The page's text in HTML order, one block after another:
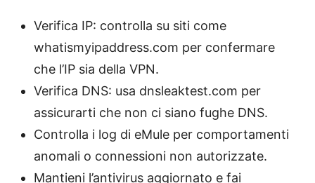
Verifica IP: controlla su siti come
whatismyipaddress.com per confermare
che l’IP sia della VPN.
Verifica DNS: usa dnsleaktest.com per
assicurarti che non ci siano fughe DNS.
Controlla i log di eMule per comportamenti
anomali o connessioni non autorizzate.
Mantieni l’antivirus aggiornato e fai